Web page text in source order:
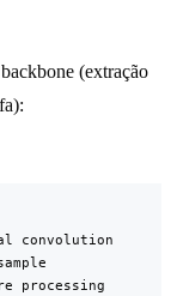
(extração
convolution
processing